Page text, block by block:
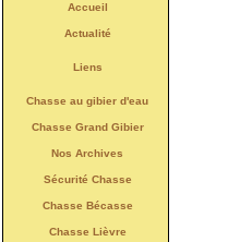
Accueil
Actualité
Liens
Chasse au gibier d'eau
Chasse Grand Gibier
Nos Archives
Sécurité Chasse
Chasse Bécasse
Chasse Lièvre